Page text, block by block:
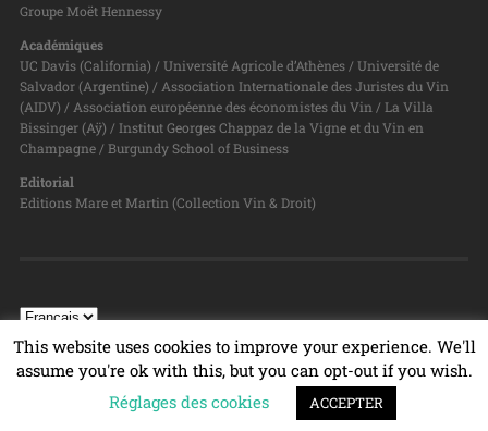
Groupe Moët Hennessy
Académiques
UC Davis (California) / Université Agricole d’Athènes / Université de
Salvador (Argentine) / Association Internationale des Juristes du Vin
(AIDV) / Association européenne des économistes du Vin / La Villa
Bissinger (Aÿ) / Institut Georges Chappaz de la Vigne et du Vin en
Champagne / Burgundy School of Business
Editorial
Editions Mare et Martin (Collection Vin & Droit)
PROGRAMME VIN & DROIT
This website uses cookies to improve your experience. We'll
assume you're ok with this, but you can opt-out if you wish.
Réglages des cookies
ACCEPTER